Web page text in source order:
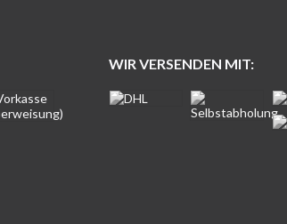
WIR VERSENDEN MIT: